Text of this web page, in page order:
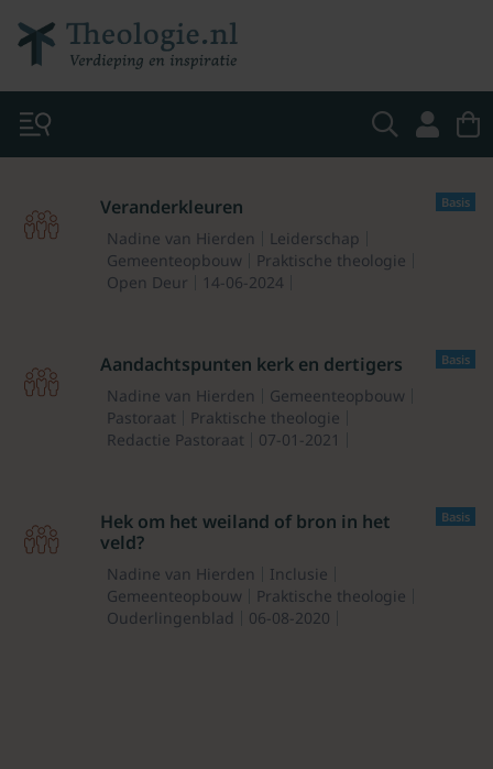
Basis
Veranderkleuren
Nadine van Hierden
Leiderschap
Gemeenteopbouw
Praktische theologie
Open Deur
14-06-2024
Basis
Aandachtspunten kerk en dertigers
Nadine van Hierden
Gemeenteopbouw
Pastoraat
Praktische theologie
Redactie Pastoraat
07-01-2021
Basis
Hek om het weiland of bron in het
veld?
Nadine van Hierden
Inclusie
Gemeenteopbouw
Praktische theologie
Ouderlingenblad
06-08-2020